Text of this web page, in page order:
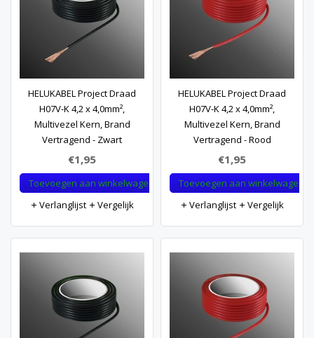
HELUKABEL Project Draad
H07V-K 4,2 x 4,0mm²,
Multivezel Kern, Brand
Vertragend - Zwart
€1,95
Toevoegen aan winkelwagen
Verlanglijst
Vergelijk
HELUKABEL Project Draad
H07V-K 4,2 x 4,0mm²,
Multivezel Kern, Brand
Vertragend - Rood
€1,95
Toevoegen aan winkelwagen
Verlanglijst
Vergelijk